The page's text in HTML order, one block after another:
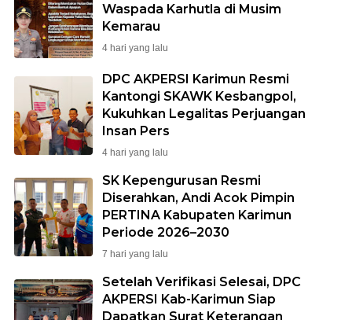
Waspada Karhutla di Musim
Kemarau
4 hari yang lalu
DPC AKPERSI Karimun Resmi
Kantongi SKAWK Kesbangpol,
Kukuhkan Legalitas Perjuangan
Insan Pers
4 hari yang lalu
SK Kepengurusan Resmi
Diserahkan, Andi Acok Pimpin
PERTINA Kabupaten Karimun
Periode 2026–2030
7 hari yang lalu
Setelah Verifikasi Selesai, DPC
AKPERSI Kab-Karimun Siap
Dapatkan Surat Keterangan